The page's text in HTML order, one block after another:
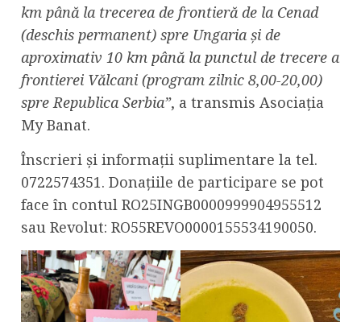
km până la trecerea de frontieră de la Cenad
(deschis permanent) spre Ungaria și de
aproximativ 10 km până la punctul de trecere a
frontierei Vălcani (program zilnic 8,00-20,00)
spre Republica Serbia”, a transmis Asociația
My Banat.
Înscrieri și informații suplimentare la tel.
0722574351. Donațiile de participare se pot
face în contul RO25INGB0000999904955512
sau Revolut: RO55REVO0000155534190050.